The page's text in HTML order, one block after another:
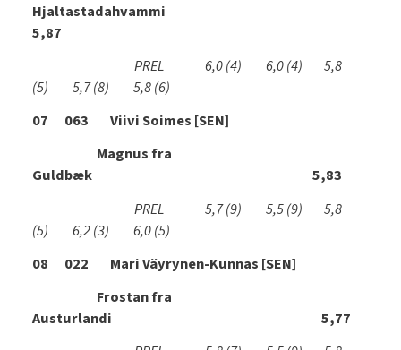
Hjaltastadahvammi
5,87
PREL 6,0(4) 6,0(4) 5,8
(5) 5,7(8) 5,8(6)
07 063 Viivi Soimes [SEN]
Magnus fra
Guldbæk 5,83
PREL 5,7(9) 5,5(9) 5,8
(5) 6,2(3) 6,0(5)
08 022 Mari Väyrynen-Kunnas [SEN]
Frostan fra
Austurlandi 5,77